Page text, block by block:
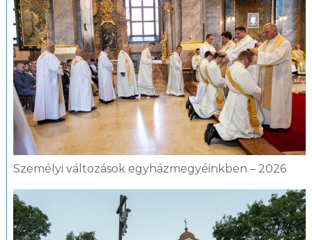
Személyi változások egyházmegyéinkben – 2026